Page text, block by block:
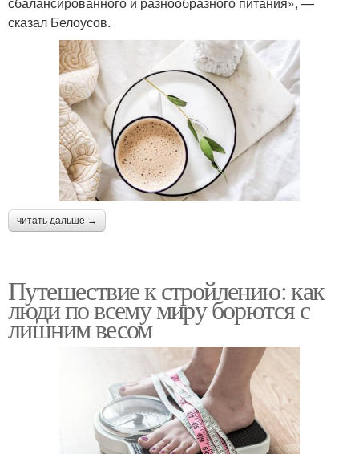
сказал Белоусов.
читать дальше →
Путешествие к стройлению: как
люди по всему миру борются с
лишним весом